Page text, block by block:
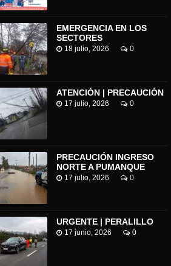
EMERGENCIA EN LOS
SECTORES
18 julio, 2026 0
ATENCIÓN | PRECAUCIÓN
17 julio, 2026 0
PRECAUCIÓN INGRESO
NORTE A PUMANQUE
17 julio, 2026 0
URGENTE | PERALILLO
17 junio, 2026 0